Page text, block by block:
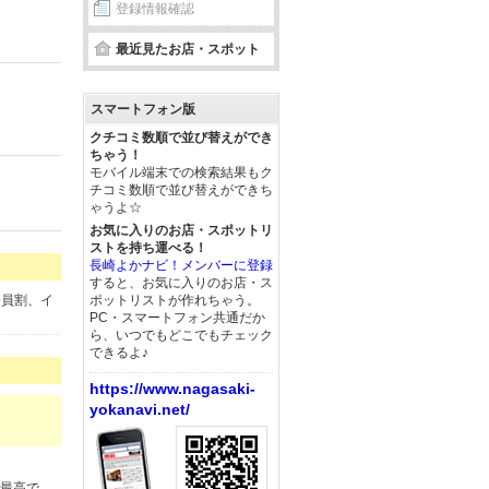
割、イ
登録情報確認
最近見たお店・スポット
スマートフォン版
クチコミ数順で並び替えができ
ちゃう！
モバイル端末での検索結果もク
チコミ数順で並び替えができち
ゃうよ☆
お気に入りのお店・スポットリ
ストを持ち運べる！
長崎よかナビ！メンバーに登録
すると、お気に入りのお店・ス
ポットリストが作れちゃう。
PC・スマートフォン共通だか
ら、いつでもどこでもチェック
できるよ♪
https://www.nagasaki-
yokanavi.net/